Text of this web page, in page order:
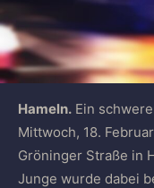
Hameln. Ein
Mittwoch, 18.
Gröninger Straße in
Junge wurde dabei